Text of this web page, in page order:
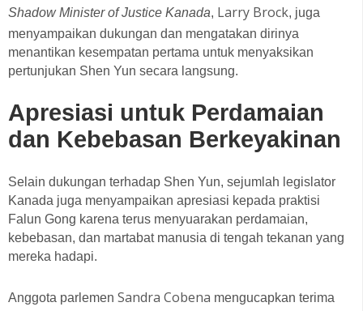
Shadow Minister of Justice Kanada, Larry Brock, juga
menyampaikan dukungan dan mengatakan dirinya
menantikan kesempatan pertama untuk menyaksikan
pertunjukan Shen Yun secara langsung.
Apresiasi untuk Perdamaian
dan Kebebasan Berkeyakinan
Selain dukungan terhadap Shen Yun, sejumlah legislator
Kanada juga menyampaikan apresiasi kepada praktisi
Falun Gong karena terus menyuarakan perdamaian,
kebebasan, dan martabat manusia di tengah tekanan yang
mereka hadapi.
Anggota parlemen Sandra Cobena mengucapkan terima